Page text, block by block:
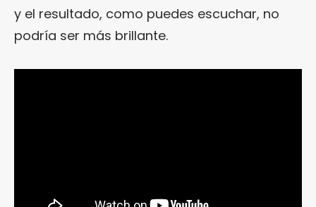
y el resultado, como puedes escuchar, no
podría ser más brillante.